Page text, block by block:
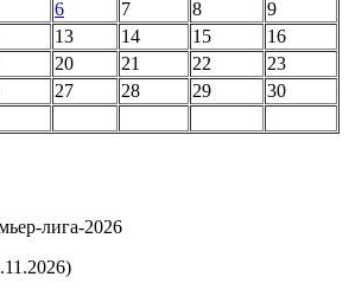
6 7 8
9
13 14 15
16
20 21 22
23
27 28 29
30
лига-2026